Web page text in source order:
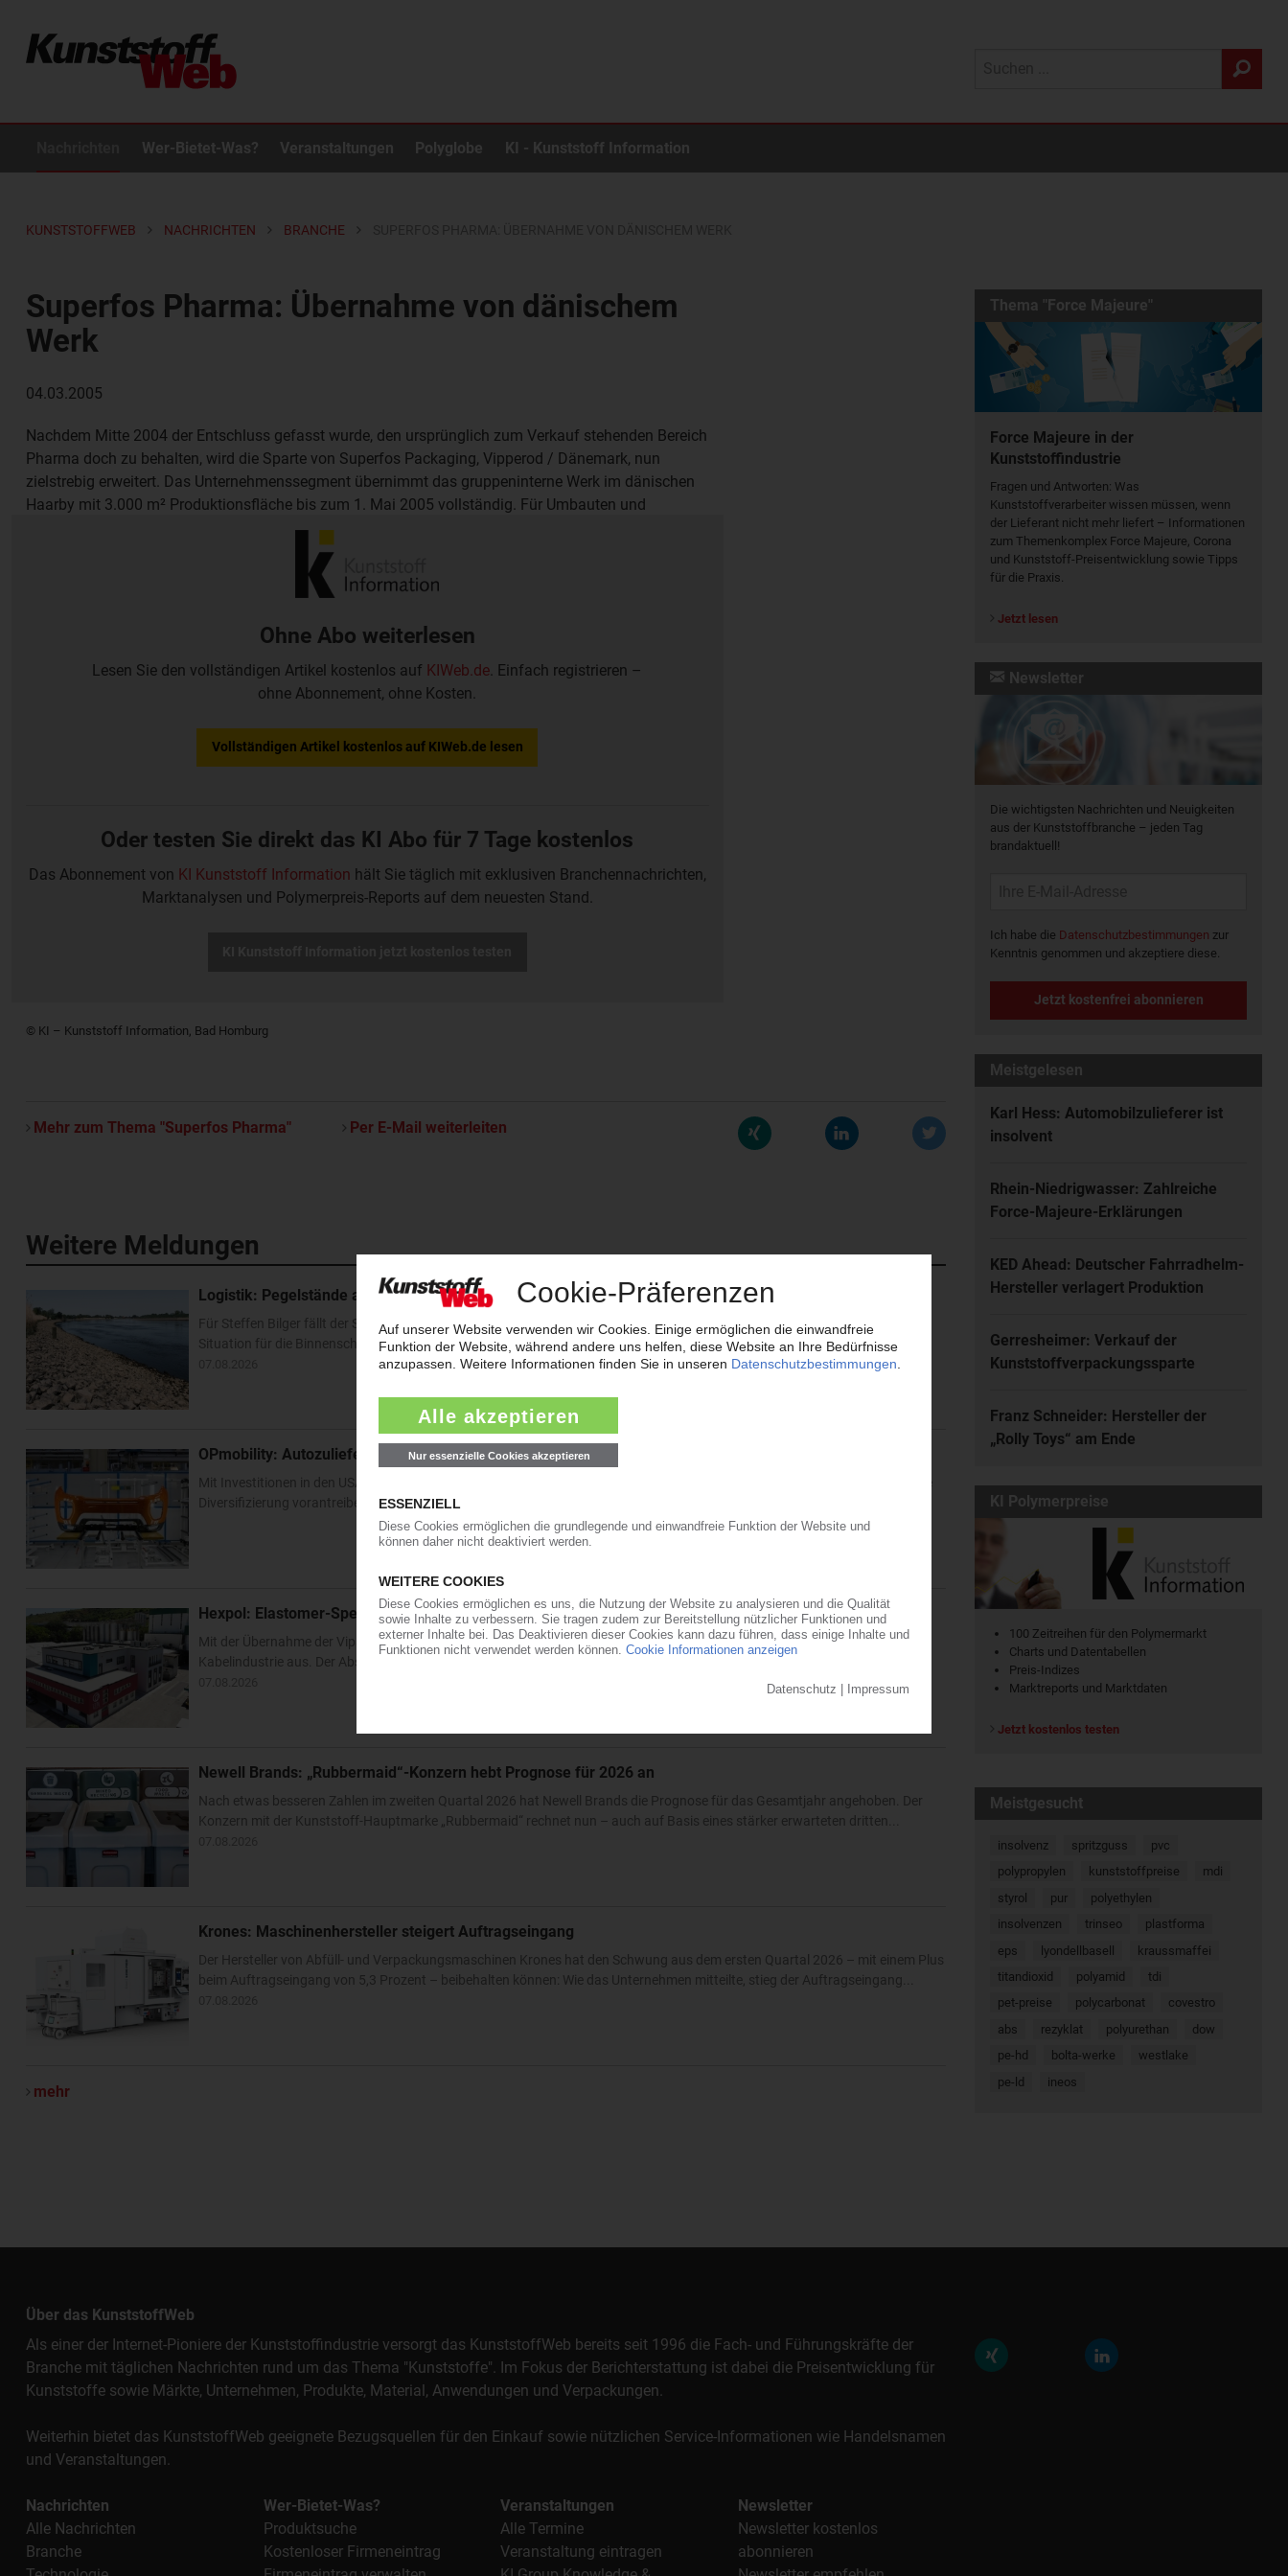
Wer-Bietet-Was? Veranstaltungen Polyglobe KI - Kunststoff Information
KUNSTSTOFFWEB NACHRICHTEN BRANCHE
Superfos Pharma: Übernahme von dänischem
Werk
04.03.2005
Nachdem Mitte 2004 der Entschluss gefasst wurde, den ursprünglich zum Verkauf stehenden Bereich
Pharma doch zu behalten, wird die Sparte von Superfos Packaging, Vipperod / Dänemark, nun
zielstrebig erweitert. Das Unternehmenssegment übernimmt das gruppeninterne Werk im dänischen
Haarby mit 3.000 m² Produktionsfläche bis zum 1. Mai 2005 vollständig. Für Umbauten und
Anpassungen werden 4 Mio EUR investiert. Mit 344 Mio EUR Umsatz ist Superfos einer der größten
Hersteller von spritzgegossenen Kunststoff-Verpackunge in Europa.
Ohne Abo weiterlesen
Lesen Sie den vollständigen Artikel kostenlos auf KIWeb.de. Einfach registrieren –
ohne Abonnement, ohne Kosten.
Vollständigen Artikel kostenlos auf KIWeb.de lesen
Oder testen Sie direkt das KI Abo für 7 Tage kostenlos
Das Abonnement von KI Kunststoff Information hält Sie täglich mit exklusiven Branchennachrichten,
Marktanalysen und Polymerpreis-Reports auf dem neuesten Stand.
© KI – Kunststoff Information, Bad Homburg
Mehr zum Thema "Superfos Pharma" Per E-Mail weiterleiten
Weitere Meldungen
Logistik: Pegelstände am Rhein erreichen neues Rekordtief
Für Steffen Bilger fällt der Sommerurlaub derzeit so flach wie das Niedrigwasser im Rhein. Angesichts der dramatischen
Situation für die Binnenschifffahrt hat der frisch gekürte Bundesverkehrsminister zur Konferenz nach Bonn geladen. Dort...
OPmobility: Autozulieferer verstärkt Präsenz in den USA und Asien
Mit Investitionen in den USA und Asien will der Automobilzulieferer OPmobility – die frühere Plastic Omnium – seine regionale
Diversifizierung vorantreiben. Im US-Bundesstaat Ohio errichtet der familiengeführte Automobilzulieferer ein...
Hexpol: Elastomer-Spezialist kauft den PVC-Compoundeur Vipa
Mit der Übernahme der Vipa Group baut Hexpol die geografische Präsenz sowie das Geschäft mit Compounds für die
Kabelindustrie aus. Der Abschluss der Transaktion werde noch für das laufende dritte Quartal 2026 erwartet, teilt der...
Newell Brands: „Rubbermaid“-Konzern hebt Prognose für 2026 an
Nach etwas besseren Zahlen im zweiten Quartal 2026 hat Newell Brands die Prognose für das Gesamtjahr angehoben. Der
Konzern mit der Kunststoff-Hauptmarke „Rubbermaid“ rechnet nun – auch auf Basis eines stärker erwarteten dritten...
Krones: Maschinenhersteller steigert Auftragseingang
Der Hersteller von Abfüll- und Verpackungsmaschinen Krones hat den Schwung aus dem ersten Quartal 2026 – mit einem Plus
beim Auftragseingang von 5,3 Prozent – beibehalten können: Wie das Unternehmen mitteilte, stieg der Auftragseingang...
mehr
Thema "Force Majeure"
Force Majeure in der
Kunststoffindustrie
Fragen und Antworten: Was
Kunst­stoff­verarbeiter wissen müssen, wenn
der Lieferant nicht mehr liefert – Informationen
zum Themenkomplex Force Majeure, Corona
und Kunststoff-Preisentwicklung sowie Tipps
für die Praxis.
Jetzt lesen
Newsletter
Die wichtigsten Nachrichten und Neuigkeiten
aus der Kunststoffbranche – jeden Tag
brandaktuell!
Ich habe die Datenschutzbestimmungen zur
Kenntnis genommen und akzeptiere diese.
Jetzt kostenfrei abonnieren
Meistgelesen
Karl Hess: Automobilzulieferer ist
insolvent
Rhein-Niedrigwasser: Zahlreiche
Force-Majeure-Erklärungen
KED Ahead: Deutscher Fahrradhelm-
Hersteller verlagert Produktion
Gerresheimer: Verkauf der
Kunststoffverpackungssparte
Franz Schneider: Hersteller der
„Rolly Toys“ am Ende
KI Polymerpreise
100 Zeitreihen für den Polymermarkt
Charts und Datentabellen
Preis-Indizes
Marktreports und Marktdaten
Jetzt kostenlos testen
Meistgesucht
insolvenz spritzguss
pvc
polypropylen
kunststoffpreise
mdi
styrol
pur
polyethylen
insolvenzen
trinseo
plastforma
eps
lyondellbasell
kraussmaffei
titandioxid
polyamid
tdi
pet-preise
polycarbonat
covestro
abs
rezyklat polyurethan
dow
pe-hd
bolta-werke
westlake
pe-ld
ineos
Über das KunststoffWeb
Als einer der Internet-Pioniere der Kunststoffindustrie versorgt das KunststoffWeb bereits seit 1996 die Fach- und Führungskräfte der
Branche mit täglichen Nachrichten rund um das Thema "Kunststoffe". Im Fokus der Berichterstattung ist dabei die Preisentwicklung für
Kunststoffe sowie Märkte, Unternehmen, Produkte, Material, Anwendungen und Verpackungen.
Weiterhin bietet das KunststoffWeb geeignete Bezugsquellen für den Einkauf sowie nützlichen Service-Informationen wie Handelsnamen
und Veranstaltungen.
Nachrichten
Alle Nachrichten
Branche
Wer-Bietet-Was?
Produktsuche
Kostenloser Firmeneintrag
Veranstaltungen
Alle Termine
Veranstaltung eintragen
Newsletter
Newsletter kostenlos
abonnieren